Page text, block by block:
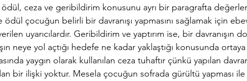
ödül, ceza ve geribildirim konusunu ayrı bir paragrafta
ödül çocuğun belirli bir davranışı yapmasını sağlamak için
uyarıcılardır. Geribildirim ve yaptırım ise, bir davranışın
neye yol açtığı hedefe ne kadar yaklaştığı konusunda
yaygın olarak kullanılan ceza tuhaftır çünkü yapılan
bir ilişki yoktur. Mesela çocuğun sofrada gürültü yapması ile